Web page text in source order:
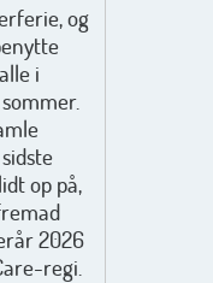
og
i
op på,
2026
regi.